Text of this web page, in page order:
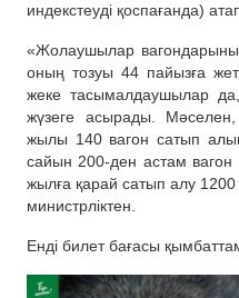
индекстеуді қоспағанда)
«Жолаушылар
оның тозуы 44 пайызға
жеке тасымалдаушылар
жүзеге асырады.
жылы 140 вагон сатып
сайын 200-ден астам
жылға қарай сатып алу 1200
министрліктен.
Енді билет бағасы